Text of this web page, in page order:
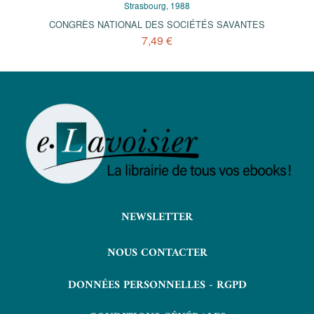
Strasbourg, 1988
CONGRÈS NATIONAL DES SOCIÉTÉS SAVANTES
7,49 €
NEWSLETTER
NOUS CONTACTER
DONNÉES PERSONNELLES - RGPD